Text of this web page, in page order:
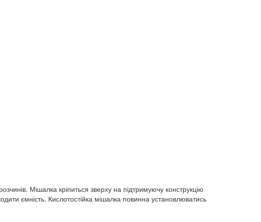
Мішалка кріпиться зверху на підтримуючу конструкцію
ємність. Кислотостійка мішалка повинна установлюватись